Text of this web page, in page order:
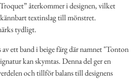
återkommer i designen, vilket
textinslag till mönstret.
tydligt.
ett band i beige färg där namnet "Tonton
kan skymtas. Denna del ger en
och tillför balans till designens